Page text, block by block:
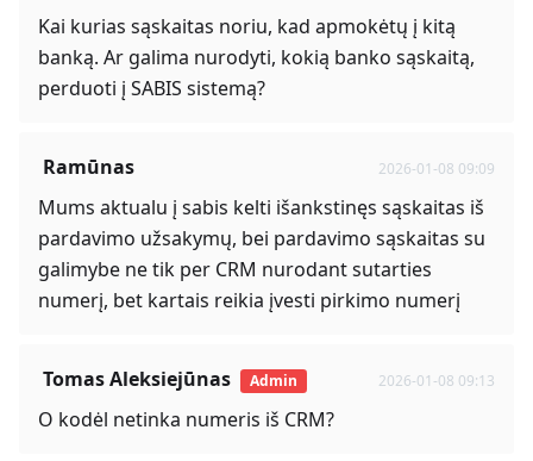
Kai kurias sąskaitas noriu, kad apmokėtų į kitą
banką. Ar galima nurodyti, kokią banko sąskaitą,
perduoti į SABIS sistemą?
Ramūnas 2026-01-08 09:09
Mums aktualu į sabis kelti išankstinęs sąskaitas iš
pardavimo užsakymų, bei pardavimo sąskaitas su
galimybe ne tik per CRM nurodant sutarties
numerį, bet kartais reikia įvesti pirkimo numerį
Tomas Aleksiejūnas Admin 2026-01-08 09:13
O kodėl netinka numeris iš CRM?